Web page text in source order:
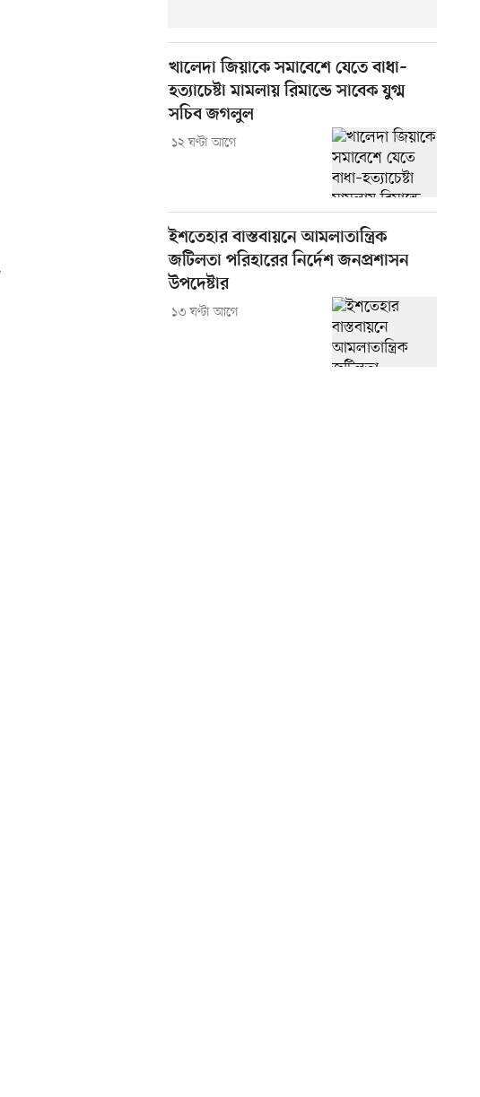
খালেদা জিয়াকে সমাবেশে যেতে বাধা–
হত্যাচেষ্টা মামলায় রিমান্ডে সাবেক যুগ্ম
সচিব জগলুল
১২ ঘণ্টা আগে
ইশতেহার বাস্তবায়নে আমলাতান্ত্রিক
জটিলতা পরিহারের নির্দেশ জনপ্রশাসন
উপদেষ্টার
১৩ ঘণ্টা আগে